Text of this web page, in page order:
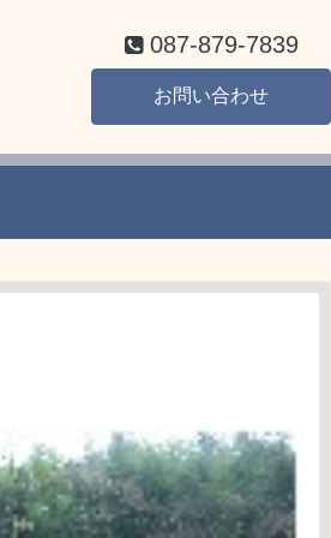
087-879-7839
お問い合わせ